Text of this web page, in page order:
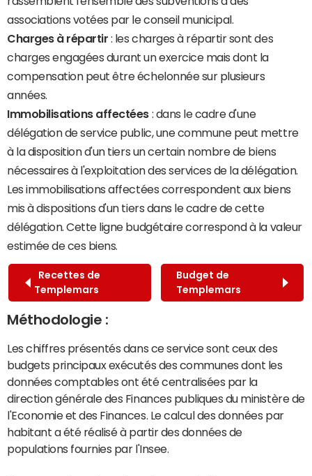
associations votées par le conseil municipal.
Charges à répartir : les charges à répartir sont des
charges engagées durant un exercice mais dont la
compensation peut être échelonnée sur plusieurs
années.
Immobilisations affectées : dans le cadre d'une
délégation de service public, une commune peut mettre
à la disposition d'un tiers un certain nombre de biens
nécessaires à l'exploitation des services de la délégation.
Les immobilisations affectées correspondent aux biens
mis à dispositions d'un tiers dans le cadre de cette
délégation. Cette ligne budgétaire correspond à la valeur
estimée de ces biens.
Recettes de
Templemars
Budget de
Templemars
Méthodologie :
Les chiffres présentés dans ce service sont ceux des
budgets principaux exécutés des communes dont les
données comptables ont été centralisées par la
direction générale des Finances publiques du ministère de
l'Economie et des Finances. Le calcul des données par
habitant a été réalisé à partir des données de
populations fournies par l'Insee.